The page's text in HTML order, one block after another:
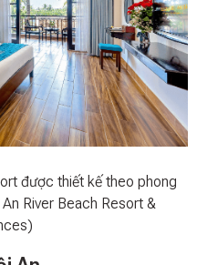
được thiết kế theo phong
River Beach Resort &